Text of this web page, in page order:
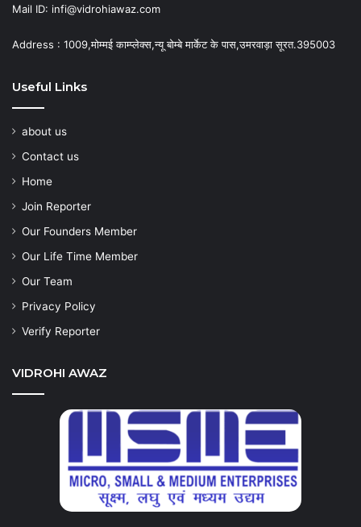
Mail ID: infi@vidrohiawaz.com
Address : 1009,मोम्मई काम्प्लेक्स,न्यू बोम्बे मार्केट के पास,उमरवाड़ा सूरत.395003
Useful Links
about us
Contact us
Home
Join Reporter
Our Founders Member
Our Life Time Member
Our Team
Privacy Policy
Verify Reporter
VIDROHI AWAZ